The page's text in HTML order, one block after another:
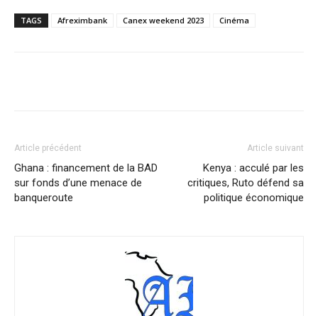
TAGS Afreximbank Canex weekend 2023 Cinéma
Article précédent
Ghana : financement de la BAD
sur fonds d’une menace de
banqueroute
Article suivant
Kenya : acculé par les
critiques, Ruto défend sa
politique économique